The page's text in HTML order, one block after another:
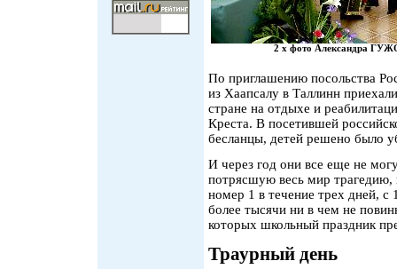
2 х фото Александра
По приглашению посольства
из Хаапсалу в Таллинн
стране на отдыхе и
Креста. В посетившей
бесланцы, детей решено было
И через год они все еще не
потрясшую весь мир трагедию,
номер 1 в течение трех дней, с
более тысячи ни в чем не
которых школьный праздник
Траурный день